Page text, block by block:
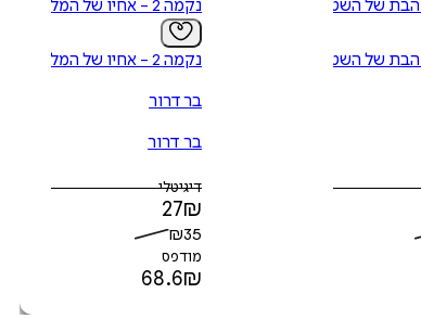
נקמה 2 - אחיו של המלאך
נקמה 2 - אחיו של המלאך
בר דרור
בר דרור
דיגיטלי
27₪
₪35
מודפס
68.6₪